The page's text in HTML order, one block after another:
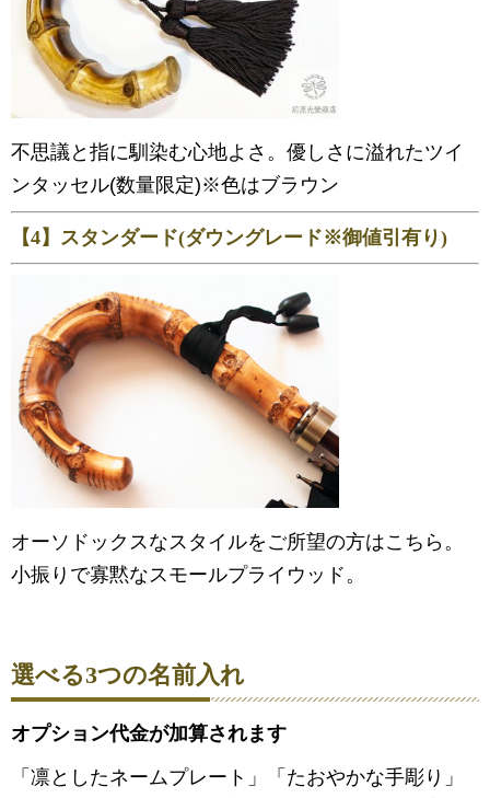
不思議と指に馴染む心地よさ。優しさに溢れたツイ
ンタッセル(数量限定)※色はブラウン
【4】スタンダード(ダウングレード※御値引有り)
オーソドックスなスタイルをご所望の方はこちら。
小振りで寡黙なスモールプライウッド。
選べる3つの名前入れ
オプション代金が加算されます
「凛としたネームプレート」「たおやかな手彫り」